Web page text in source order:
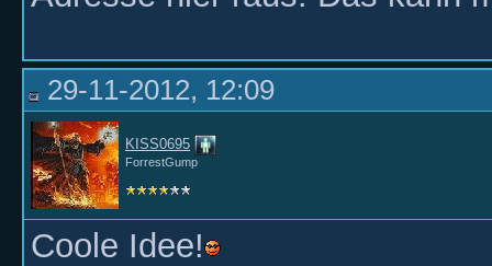
29-11-2012, 12:09
KISS0695
ForrestGump
Coole Idee!